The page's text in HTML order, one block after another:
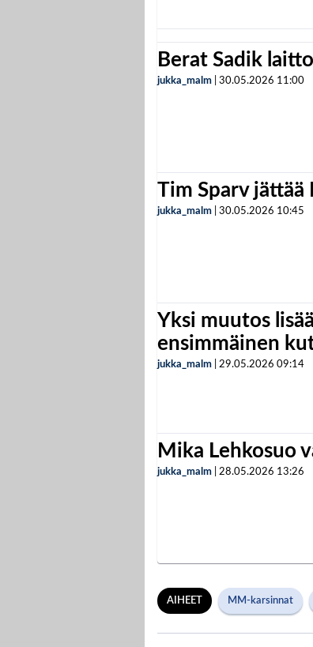
Berat Sadik
jukka_malm 30.05.2026 11:00
Tim Sparv jättää
jukka_malm 30.05.2026 10:45
Yksi muutos
ensimmäinen
jukka_malm 29.05.2026 09:14
Mika Lehkosuo
jukka_malm 28.05.2026 13:26
AIHEET MM-karsinnat